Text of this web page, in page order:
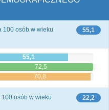
55,1
100 osób w wieku
55,1
72,5
70,8
22,2
osób w wieku